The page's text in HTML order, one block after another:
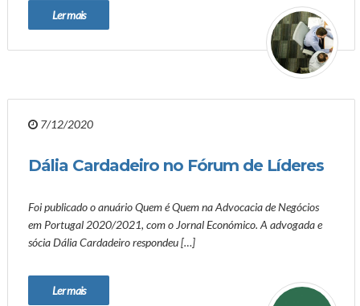
Ler mais
7/12/2020
Dália Cardadeiro no Fórum de Líderes
Foi publicado o anuário Quem é Quem na Advocacia de Negócios
em Portugal 2020/2021, com o Jornal Económico. A advogada e
sócia Dália Cardadeiro respondeu […]
Ler mais